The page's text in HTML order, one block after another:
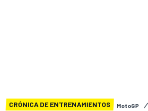
CRÓNICA DE ENTRENAMIENTOS MotoGP